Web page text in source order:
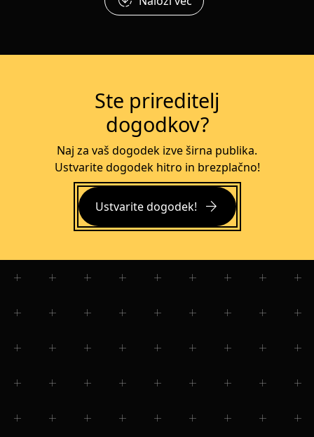
Ste prireditelj
dogodkov?
Naj za vaš dogodek izve širna publika.
Ustvarite dogodek hitro in brezplačno!
Ustvarite dogodek! arrow_forward